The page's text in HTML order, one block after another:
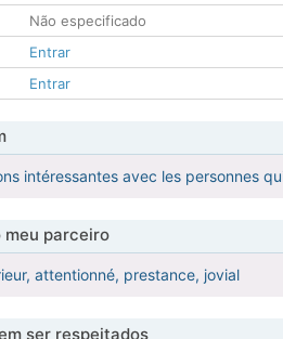
Não especificado
Entrar
Entrar
intéressantes avec les personnes
meu parceiro
attentionné, prestance, jovial
ser respeitados